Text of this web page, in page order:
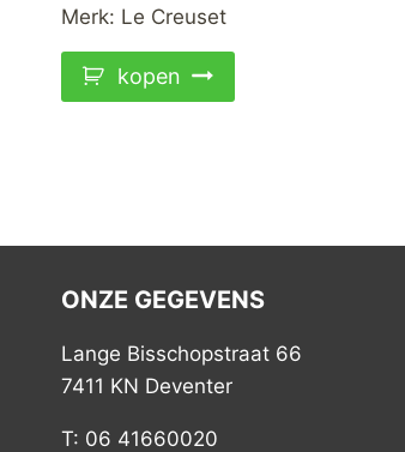
Merk: Le Creuset
kopen
ONZE GEGEVENS
Lange Bisschopstraat 66
7411 KN Deventer
T: 06 41660020